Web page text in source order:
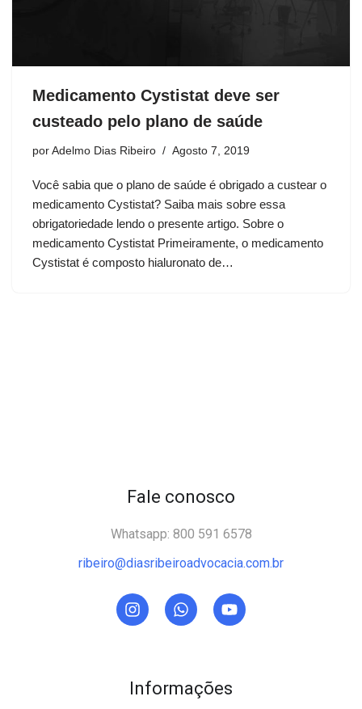
Medicamento Cystistat deve ser
custeado pelo plano de saúde
por Adelmo Dias Ribeiro Agosto 7, 2019
Você sabia que o plano de saúde é obrigado a custear o
medicamento Cystistat? Saiba mais sobre essa
obrigatoriedade lendo o presente artigo. Sobre o
medicamento Cystistat Primeiramente, o medicamento
Cystistat é composto hialuronato de…
Informações
Fale conosco
Whatsapp: 800 591 6578
ribeiro@diasribeiroadvocacia.com.br